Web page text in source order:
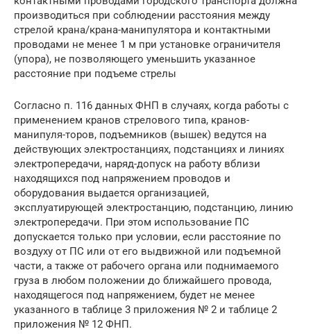
производиться при соблюдении расстояния между
стрелой крана/крана-манипулятора и контактными
проводами не менее 1 м при установке ограничителя
(упора), не позволяющего уменьшить указанное
расстояние при подъеме стрелы
Согласно п. 116 данных ФНП в случаях, когда работы с
применением кранов стрелового типа, кранов-
манипуля-торов, подъемников (вышек) ведутся на
действующих электростанциях, подстанциях и линиях
электропередачи, наряд-допуск на работу вблизи
находящихся под напряжением проводов и
оборудования выдается организацией,
эксплуатирующей электростанцию, подстанцию, линию
электропередачи. При этом использование ПС
допускается только при условии, если расстояние по
воздуху от ПС или от его выдвижной или подъемной
части, а также от рабочего органа или поднимаемого
груза в любом положении до ближайшего провода,
находящегося под напряжением, будет не менее
указанного в таблице 3 приложения № 2 и таблице 2
приложения № 12 ФНП.